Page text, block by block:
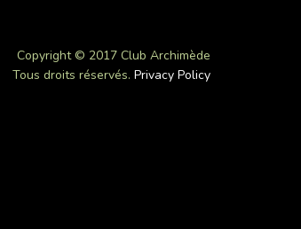
Copyright © 2017 Club Archimède
Tous droits réservés. Privacy Policy